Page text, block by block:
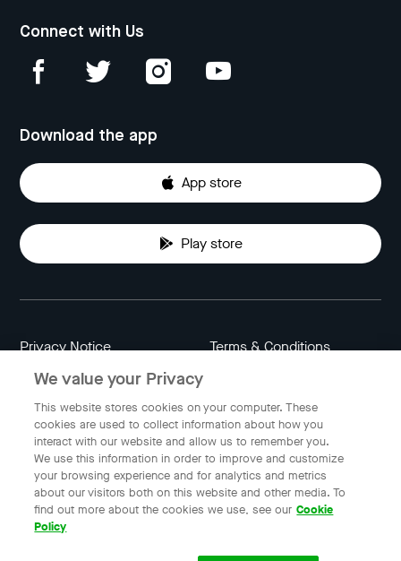
Connect with Us
Download the app
App store
Play store
Privacy Notice Terms & Conditions
Data Attribution
Indonesia
© 2023 Gojek | Gojek is a trademark of PT GoTo Gojek
Tokopedia Tbk. Registered in the Directorate General of
We value your Privacy
This website stores cookies on your computer. These
cookies are used to collect information about how you
interact with our website and allow us to remember you.
We use this information in order to improve and customize
your browsing experience and for analytics and metrics
about our visitors both on this website and other media. To
find out more about the cookies we use, see our Cookie
Policy